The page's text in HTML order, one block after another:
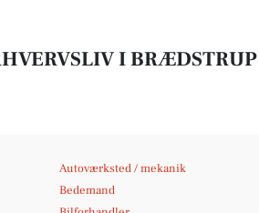
I BRÆDSTRUP
Autoværksted / mekanik
Bedemand